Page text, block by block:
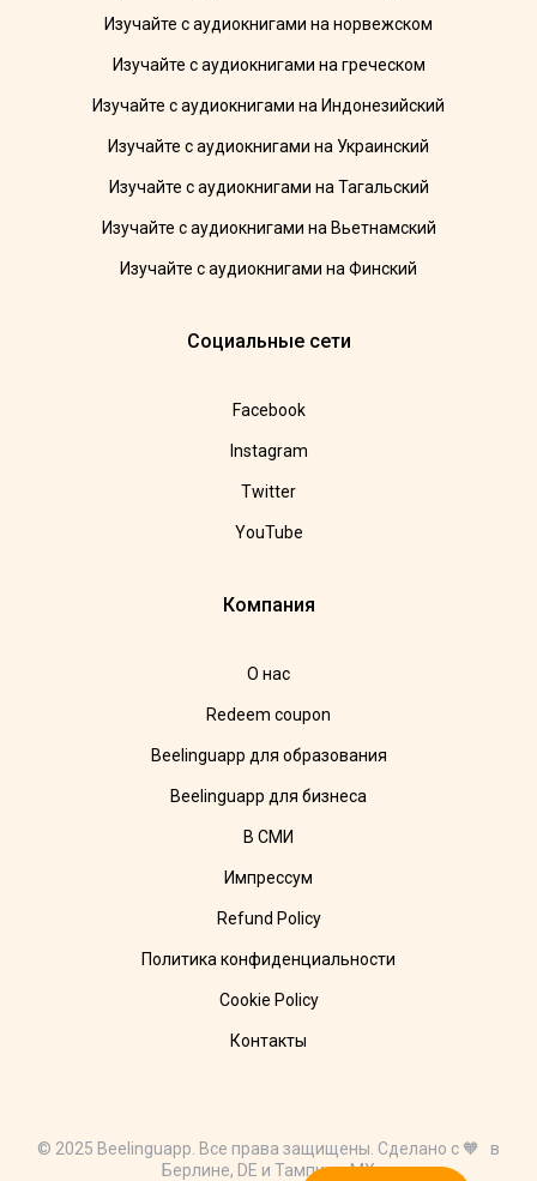
Изучайте с аудиокнигами на норвежском
Изучайте с аудиокнигами на греческом
Изучайте с аудиокнигами на Индонезийский
Изучайте с аудиокнигами на Украинский
Изучайте с аудиокнигами на Тагальский
Изучайте с аудиокнигами на Вьетнамский
Изучайте с аудиокнигами на Финский
Социальные сети
Facebook
Instagram
Twitter
YouTube
Компания
О нас
Redeem coupon
Beelinguapp для образования
Beelinguapp для бизнеса
В СМИ
Импрессум
Refund Policy
Политика конфиденциальности
Cookie Policy
Контакты
© 2025 Beelinguapp. Все права защищены. Сделано с 🧡 в
Берлине, DE и Тампико, MX